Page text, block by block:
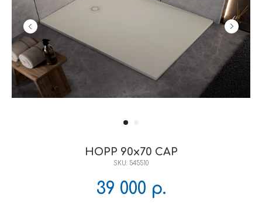
HOPP 90x70 CAP
SKU: 545510
39 000 р.